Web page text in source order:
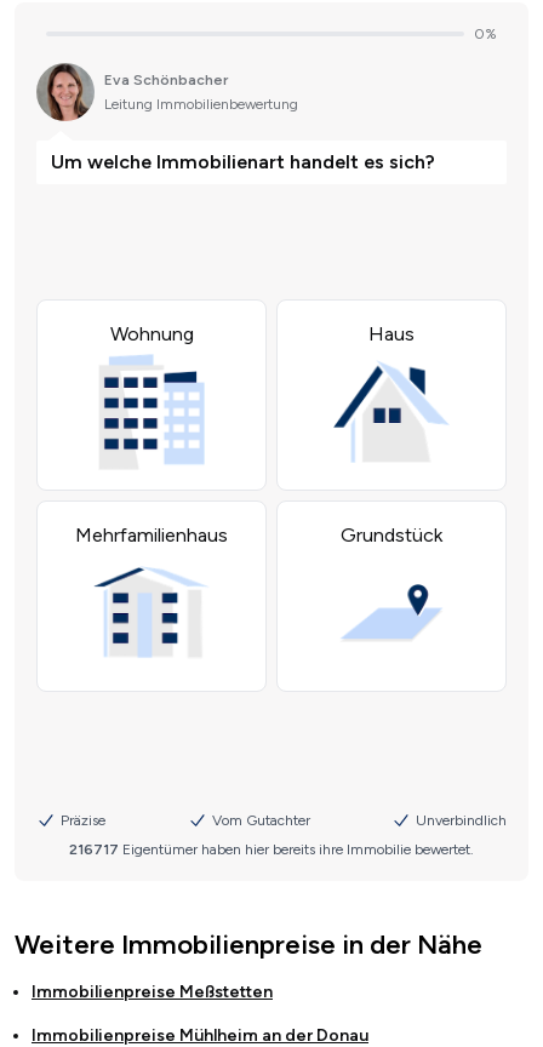
Weitere Immobilienpreise in der Nähe
Immobilienpreise Meßstetten
Immobilienpreise Mühlheim an der Donau